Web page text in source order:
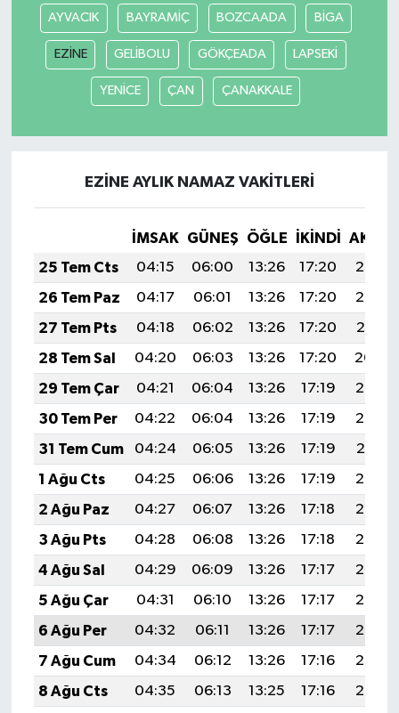
AYVACIK BAYRAMİÇ BOZCAADA BİGA
EZİNE GELİBOLU GÖKÇEADA LAPSEKİ
YENİCE ÇAN ÇANAKKALE
EZİNE AYLIK NAMAZ VAKITLERI
İMSAK GÜNEŞ ÖĞLE İKINDI
25 Tem Cts
04:15 06:00 13:26 17:20
20:42
26 Tem Paz
04:17 06:01 13:26 17:20
20:42
27 Tem Pts
04:18 06:02 13:26 17:20
20:41
28 Tem Sal
04:20 06:03 13:26 17:20
20:40
29 Tem Çar
04:21 06:04 13:26 17:19
20:39
30 Tem Per
04:22 06:04 13:26 17:19
20:38
31 Tem Cum
04:24 06:05 13:26 17:19
20:37
1 Ağu Cts
04:25 06:06 13:26 17:19
20:36
2 Ağu Paz
04:27 06:07 13:26 17:18
20:35
3 Ağu Pts
04:28 06:08 13:26 17:18
20:34
4 Ağu Sal
04:29 06:09 13:26 17:17
20:33
5 Ağu Çar
04:31 06:10 13:26 17:17
20:32
6 Ağu Per
04:32 06:11 13:26 17:17
20:30
7 Ağu Cum
04:34 06:12 13:26 17:16
20:29
8 Ağu Cts
04:35 06:13 13:25 17:16
20:28